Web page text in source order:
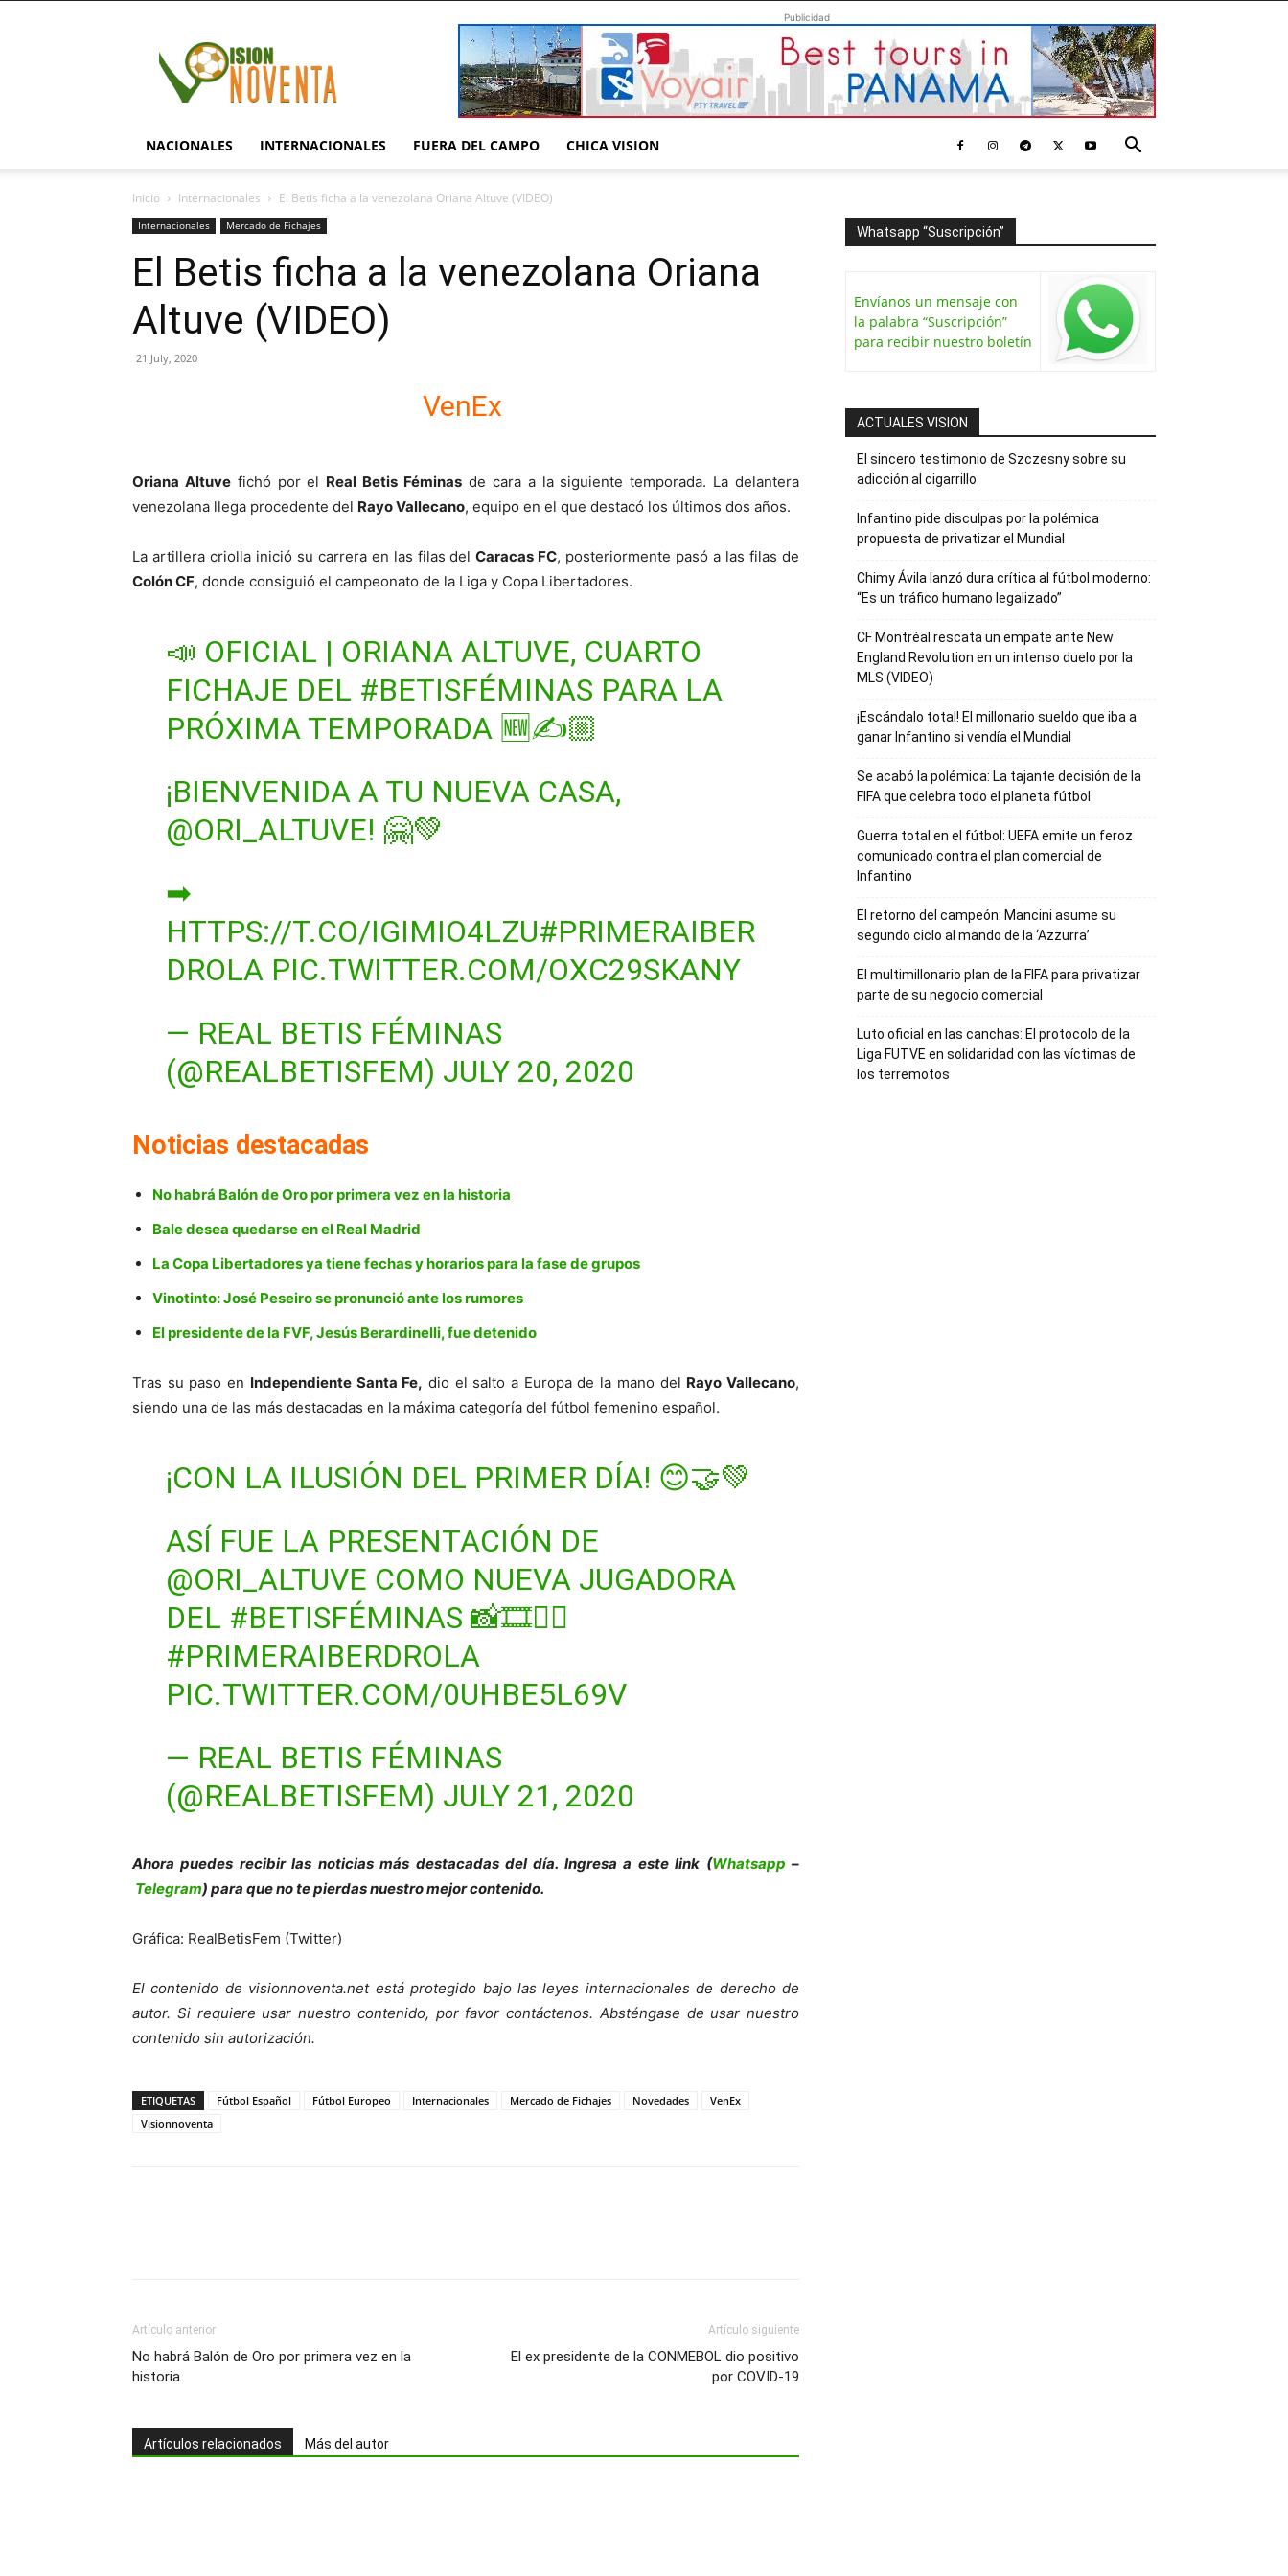
Publicidad
NACIONALES INTERNACIONALES FUERA DEL CAMPO CHICA VISION
Inicio Internacionales El Betis ficha a la venezolana Oriana Altuve (VIDEO)
Internacionales Mercado de Fichajes
El Betis ficha a la venezolana Oriana
Altuve (VIDEO)
21 July, 2020
VenEx
Oriana Altuvefichó por el Real Betis Féminas de cara a la siguiente temporada. La delantera
venezolana llega procedente del Rayo Vallecano, equipo en el que destacó los últimos dos años.
La artillera criolla inició su carrera en las filas delCaracas FC, posteriormente pasó a las filas de
Colón CF, donde consiguió el campeonato de la Liga y Copa Libertadores.
📣 OFICIAL | ORIANA ALTUVE, CUARTO
FICHAJE DEL #BETISFÉMINAS PARA LA
PRÓXIMA TEMPORADA 🆕✍️🏼
¡BIENVENIDA A TU NUEVA CASA,
@ORI_ALTUVE! 🤗💚
➡
HTTPS://T.CO/IGIMIO4LZU#PRIMERAIBER
DROLA PIC.TWITTER.COM/OXC29SKANY
— REAL BETIS FÉMINAS
(@REALBETISFEM) JULY 20, 2020
Noticias destacadas
No habrá Balón de Oro por primera vez en la historia
Bale desea quedarse en el Real Madrid
La Copa Libertadores ya tiene fechas y horarios para la fase de grupos
Vinotinto: José Peseiro se pronunció ante los rumores
El presidente de la FVF, Jesús Berardinelli, fue detenido
Tras su paso en Independiente Santa Fe, dio el salto a Europa de la mano del Rayo Vallecano,
siendo una de las más destacadas en la máxima categoría del fútbol femenino español.
¡CON LA ILUSIÓN DEL PRIMER DÍA! 😊🤝💚
ASÍ FUE LA PRESENTACIÓN DE
@ORI_ALTUVE COMO NUEVA JUGADORA
DEL #BETISFÉMINAS 📸🎞👌🏼
#PRIMERAIBERDROLA
PIC.TWITTER.COM/0UHBE5L69V
— REAL BETIS FÉMINAS
(@REALBETISFEM) JULY 21, 2020
Ahora puedes recibir las noticias más destacadas del día. Ingresa a este link (Whatsapp –
Telegram) para que no te pierdas nuestro mejor contenido.
Gráfica: RealBetisFem (Twitter)
El contenido de visionnoventa.net está protegido bajo las leyes internacionales de derecho de
autor. Si requiere usar nuestro contenido, por favor contáctenos. Absténgase de usar nuestro
contenido sin autorización.
ETIQUETAS Fútbol Español Fútbol Europeo Internacionales Mercado de Fichajes Novedades
VenEx
Visionnoventa
Artículo anterior
No habrá Balón de Oro por primera vez en la
historia
Artículo siguiente
El ex presidente de la CONMEBOL dio positivo
por COVID-19
Artículos relacionados Más del autor
Whatsapp “Suscripción”
Envíanos un mensaje con
la palabra “Suscripción”
para recibir nuestro boletín
ACTUALES VISION
El sincero testimonio de Szczesny sobre su
adicción al cigarrillo
Infantino pide disculpas por la polémica
propuesta de privatizar el Mundial
Chimy Ávila lanzó dura crítica al fútbol moderno:
“Es un tráfico humano legalizado”
CF Montréal rescata un empate ante New
England Revolution en un intenso duelo por la
MLS (VIDEO)
¡Escándalo total! El millonario sueldo que iba a
ganar Infantino si vendía el Mundial
Se acabó la polémica: La tajante decisión de la
FIFA que celebra todo el planeta fútbol
Guerra total en el fútbol: UEFA emite un feroz
comunicado contra el plan comercial de
Infantino
El retorno del campeón: Mancini asume su
segundo ciclo al mando de la ‘Azzurra’
El multimillonario plan de la FIFA para privatizar
parte de su negocio comercial
Luto oficial en las canchas: El protocolo de la
Liga FUTVE en solidaridad con las víctimas de
los terremotos